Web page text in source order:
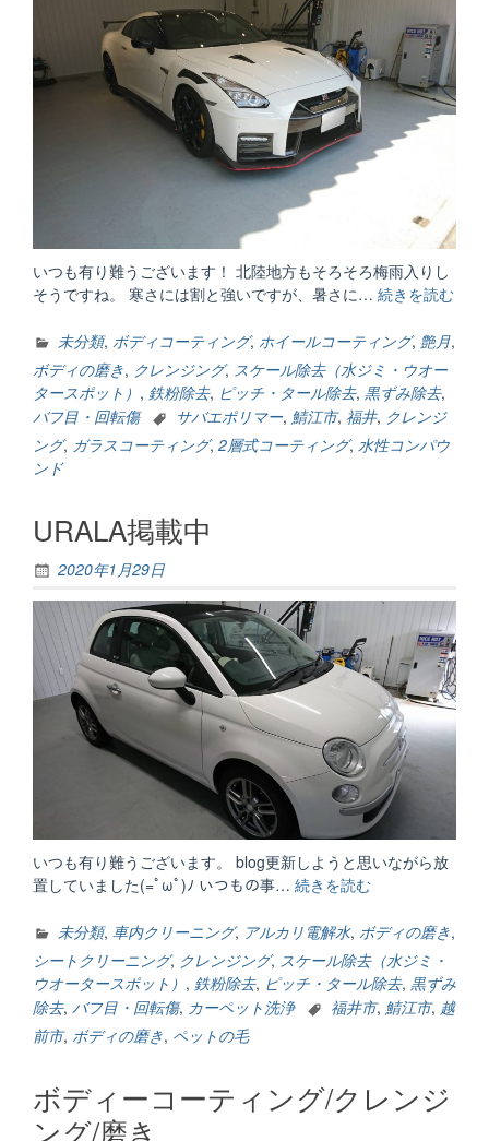
いつも有り難うございます！ 北陸地方もそろそろ梅雨入りし
そうですね。 寒さには割と強いですが、暑さに… 続きを読む
未分類, ボディコーティング, ホイールコーティング, 艶月,
ボディの磨き, クレンジング, スケール除去（水ジミ・ウオー
タースポット） , 鉄粉除去, ピッチ・タール除去, 黒ずみ除去,
バフ目・回転傷
サバエポリマー, 鯖江市, 福井, クレンジ
ング, ガラスコーティング, 2層式コーティング, 水性コンパウ
ンド
URALA掲載中
2020年1月29日
いつも有り難うございます。 blog更新しようと思いながら放
置していました(=ﾟωﾟ)ﾉ いつもの事… 続きを読む
載
中”
未分類, 車内クリーニング, アルカリ電解水, ボディの磨き,
シートクリーニング, クレンジング, スケール除去（水ジミ・
ウオータースポット） , 鉄粉除去, ピッチ・タール除去, 黒ずみ
除去, バフ目・回転傷, カーペット洗浄 福井市, 鯖江市, 越
前市, ボディの磨き, ペットの毛
ボディーコーティング/クレンジ
ング/磨き